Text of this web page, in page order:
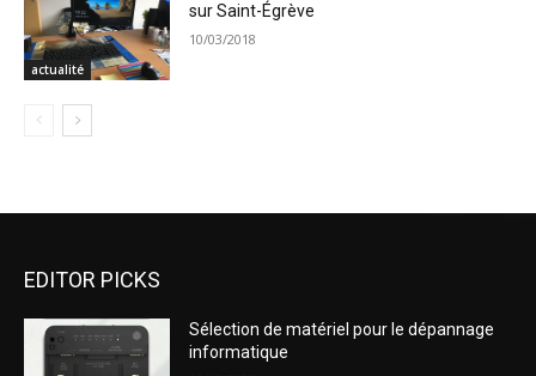
actualité
sur Saint-Égrève
10/03/2018
EDITOR PICKS
Sélection de matériel pour le dépannage
informatique